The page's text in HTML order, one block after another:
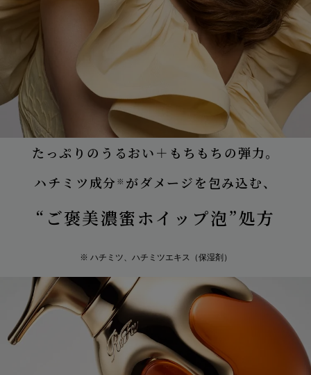
たっぷりのうるおい＋もちもちの弾力。
ハチミツ成分 ※ がダメージを包み込む、
“ご褒美濃蜜ホイップ泡”処方
※ ハチミツ、ハチミツエキス（保湿剤）